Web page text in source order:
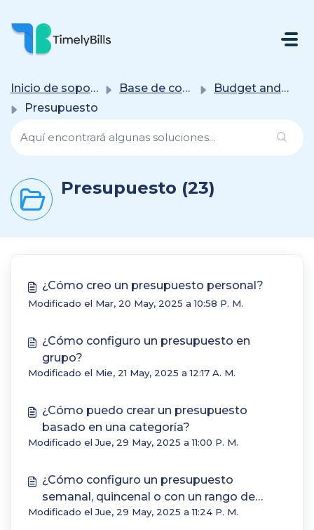
Saltar Al Contenido Principal
Inicio de soporte Base de conocimientos
Budget and financial goal
Presupuesto
Presupuesto (23)
¿Cómo creo un presupuesto personal?
Modificado el Mar, 20 May, 2025 a 10:58 P. M.
¿Cómo configuro un presupuesto en
grupo?
Modificado el Mie, 21 May, 2025 a 12:17 A. M.
¿Cómo puedo crear un presupuesto
basado en una categoría?
Modificado el Jue, 29 May, 2025 a 11:00 P. M.
¿Cómo configuro un presupuesto
semanal, quincenal o con un rango de
fechas personalizado?
Modificado el Jue, 29 May, 2025 a 11:24 P. M.